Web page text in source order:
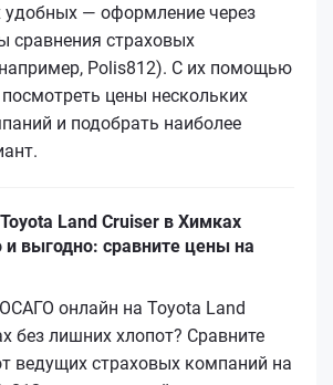
— оформление через
сравнения страховых
Polis812). С их помощью
цены нескольких
и подобрать наиболее
Land Cruiser в Химках
и выгодно: сравните цены на
онлайн на Toyota Land
без лишних хлопот? Сравните
ведущих страховых компаний на